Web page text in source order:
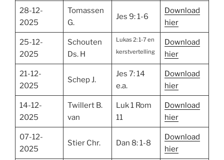
28-12-
2025
Tomassen
G.
Jes 9: 1-6
Download
hier
25-12-
2025
Schouten
Ds. H
Lukas 2: 1-7 en
kerstvertelling
Download
hier
21-12-
2025
Schep J.
Jes 7: 14
e.a.
Download
hier
14-12-
2025
Twillert B.
van
Luk 1 Rom
11
Download
hier
07-12-
2025
Stier Chr. Dan 8: 1-8
Download
hier